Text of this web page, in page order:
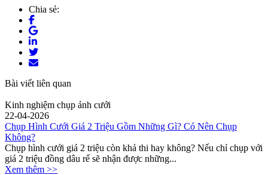
Chia sẻ:
Bài viết liên quan
Kinh nghiệm chụp ảnh cưới
22-04-2026
Chụp Hình Cưới Giá 2 Triệu Gồm Những Gì? Có Nên Chụp
Không?
Chụp hình cưới giá 2 triệu còn khả thi hay không? Nếu chỉ chụp với
giá 2 triệu đồng dâu rể sẽ nhận được những...
Xem thêm >>